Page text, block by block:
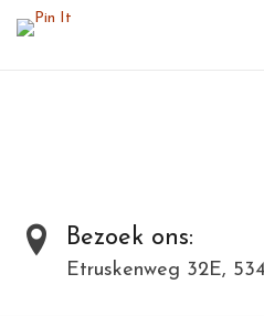
meer formeel voor dames van alle
Bezoek ons:
Etruskenweg 32E,